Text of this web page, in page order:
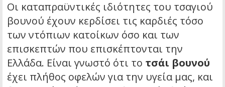
Οι καταπραϋντικές ιδιότητες του τσαγιού
βουνού έχουν κερδίσει τις καρδιές τόσο
των ντόπιων κατοίκων όσο και των
επισκεπτών που επισκέπτονται την
Ελλάδα. Είναι γνωστό ότι το τσάι βουνού
έχει πλήθος οφελών για την υγεία μας, και